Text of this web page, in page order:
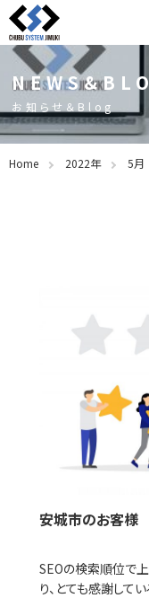
お知らせ＆Blog
Home 2022年 5月
安城市のお客様
SEOの検索順位で
り、とても感謝してい